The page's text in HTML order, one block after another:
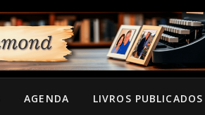
AGENDA LIVROS PUBLICADOS